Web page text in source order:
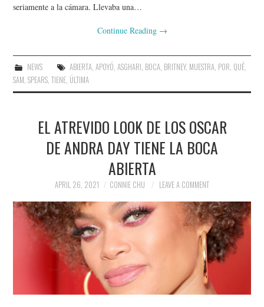
seriamente a la cámara. Llevaba una…
Continue Reading →
NEWS ABIERTA, APOYÓ, ASGHARI, BOCA, BRITNEY, MUESTRA, POR, QUÉ,
SAM,SPEARS,TIENE, ÚLTIMA
EL ATREVIDO LOOK DE LOS OSCAR
DE ANDRA DAY TIENE LA BOCA
ABIERTA
APRIL 26, 2021 CONNIE CHU LEAVE A COMMENT